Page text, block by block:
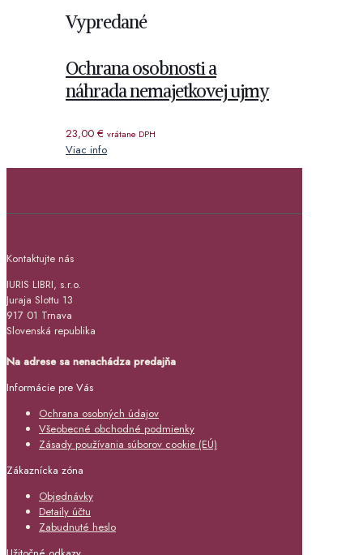
Vypredané
Ochrana osobnosti a
náhrada nemajetkovej ujmy
23,00 € vrátane DPH
Viac info
Kontaktujte nás
IURIS LIBRI, s.r.o.
Juraja Slottu 13
917 01 Trnava
Slovenská republika
Na adrese sa nenachádza predajňa
Informácie pre Vás
Ochrana osobných údajov
Všeobecné obchodné podmienky
Zásady používania súborov cookie (EÚ)
Zákaznícka zóna
Objednávky
Detaily účtu
Zabudnuté heslo